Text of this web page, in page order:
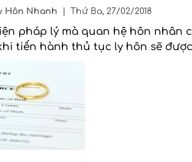
Hôn Nhanh Thứ Ba, 27/02/2018
pháp lý mà quan hệ hôn nhân
tiến hành thủ tục ly hôn sẽ